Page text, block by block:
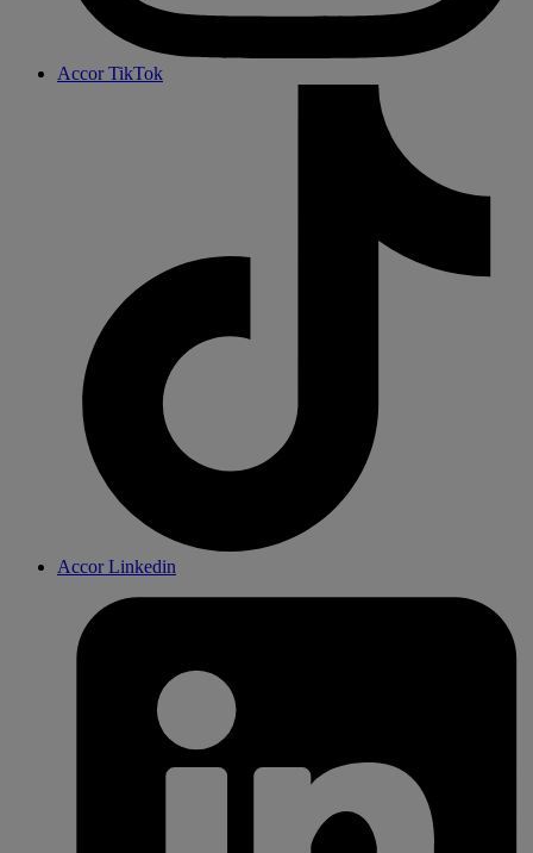
Accor TikTok
Accor Linkedin